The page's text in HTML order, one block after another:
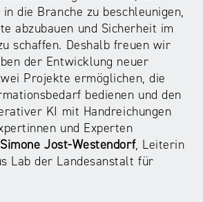
die Branche zu beschleunigen,
abzubauen und Sicherheit im
schaffen. Deshalb freuen wir
der Entwicklung neuer
Projekte ermöglichen, die
bedienen und den
KI mit Handreichungen
und Experten
Simone Jost-Westendorf, Leiterin
Lab der Landesanstalt für